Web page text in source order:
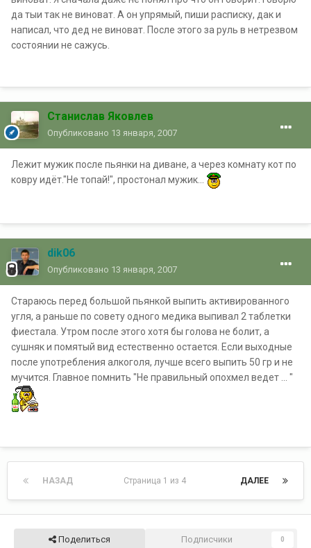
да тыи так не виноват. А он упрямый, пиши расписку, дак и
написал, что дед не виноват. После этого за руль в нетрезвом
состоянии не сажусь.
Станислав Яковлев
Опубликовано 13 января, 2007
Лежит мужик после пьянки на диване, а через комнату кот по
ковру идёт."Не топай!", простонал мужик...
dik06
Опубликовано 13 января, 2007
Стараюсь перед большой пьянкой выпить активированного
угля, а раньше по совету одного медика выпивал 2 таблетки
фиестала. Утром после этого хотя бы голова не болит, а
сушняк и помятый вид естественно остается. Если выходные
после употребления алкоголя, лучше всего выпить 50 гр и не
мучится. Главное помнить "Не правильный опохмел ведет ... "
НАЗАД ДАЛЕЕ
Страница 1 из 4
Поделиться Подписчики 0